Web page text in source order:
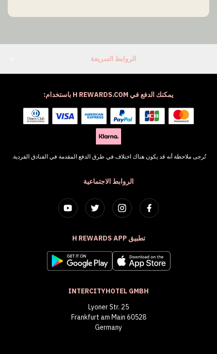
الروابط السريعة
الروابط الاجتماعية
تطبيق H REWARDS APP
INTERCITYHOTEL GMBH
Lyoner Str. 25
60528 Frankfurt am Main
Germany
يمكنك الدفع في H REWARDS.COM باستخدام:
تُرجى ملاحظة أنه قد يكون هناك اختلاف في طرق الدفع المقدمة في الفنادق الفردية.